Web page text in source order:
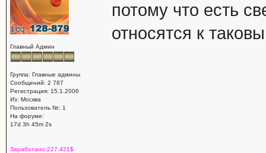
Главный Админ
Группа: Главные админы
Сообщений: 2 787
Регистрация: 15.1.2006
Из: Москва
Пользователь №: 1
На форуме:
17d 3h 45m 2s
Заработано:227.421$
потому что есть
относятся к